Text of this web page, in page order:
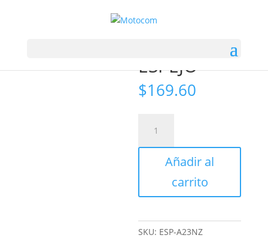
ESPEJO
$169.60
cantidad
Añadir al
carrito
SKU: ESP-A23NZ